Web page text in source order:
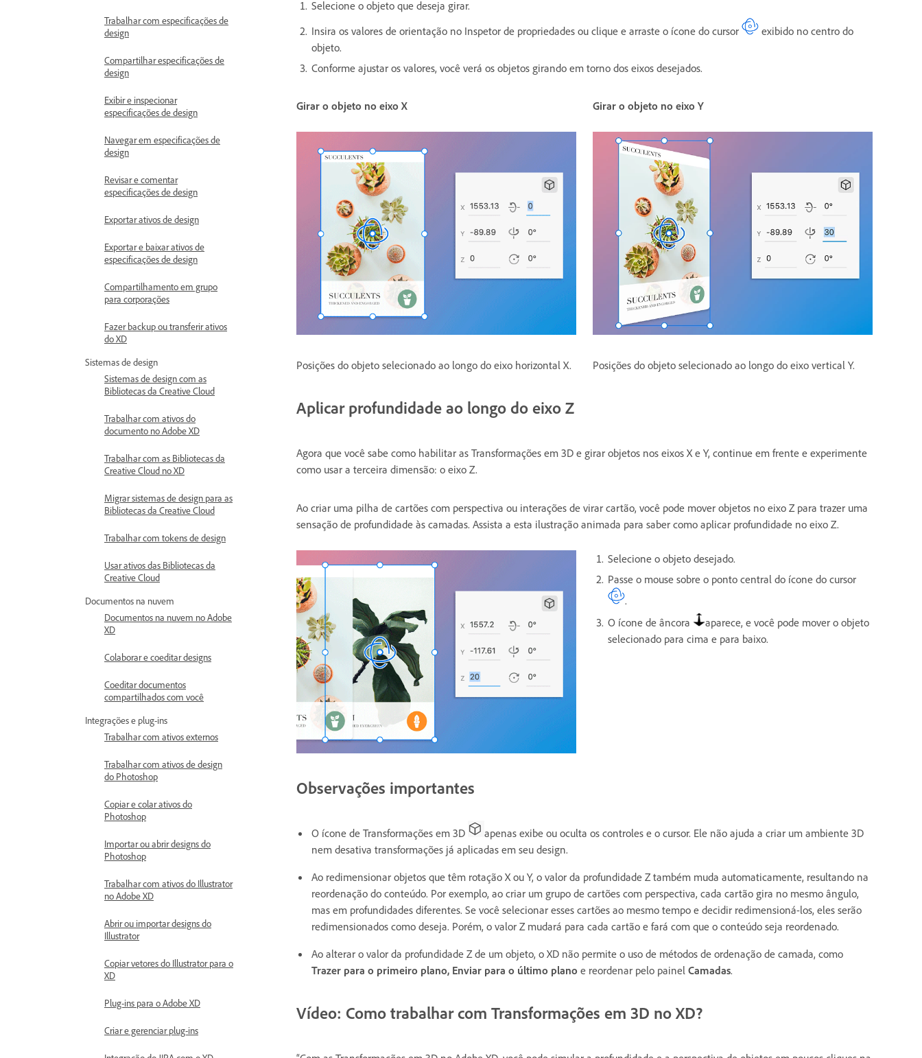
Trabalhar com especificações de
design
Compartilhar especificações de
design
Exibir e inspecionar
especificações de design
Navegar em especificações de
design
Revisar e comentar
especificações de design
Exportar ativos de design
Exportar e baixar ativos de
especificações de design
Compartilhamento em grupo
para corporações
Fazer backup ou transferir ativos
do XD
Sistemas de design
Sistemas de design com as
Bibliotecas da Creative Cloud
Trabalhar com ativos do
documento no Adobe XD
Trabalhar com as Bibliotecas da
Creative Cloud no XD
Migrar sistemas de design para as
Bibliotecas da Creative Cloud
Trabalhar com tokens de design
Usar ativos das Bibliotecas da
Creative Cloud
Documentos na nuvem
Documentos na nuvem no Adobe
XD
Colaborar e coeditar designs
Coeditar documentos
compartilhados com você
Integrações e plug-ins
Trabalhar com ativos externos
Trabalhar com ativos de design
do Photoshop
Copiar e colar ativos do
Photoshop
Importar ou abrir designs do
Photoshop
Trabalhar com ativos do Illustrator
no Adobe XD
Abrir ou importar designs do
Illustrator
Copiar vetores do Illustrator para o
XD
Plug-ins para o Adobe XD
Criar e gerenciar plug-ins
Selecione o objeto que deseja girar.
Insira os valores de orientação no Inspetor de propriedades ou clique e arraste o ícone do cursor
exibido no centro do
objeto.
Conforme ajustar os valores, você verá os objetos girando em torno dos eixos desejados.
Girar o objeto no eixo X
Posições do objeto selecionado ao longo do eixo horizontal X.
Girar o objeto no eixo Y
Posições do objeto selecionado ao longo do eixo vertical Y.
Aplicar profundidade ao longo do eixo Z
Agora que você sabe como habilitar as Transformações em 3D e girar objetos nos eixos X e Y, continue em frente e experimente
como usar a terceira dimensão: o eixo Z.
Ao criar uma pilha de cartões com perspectiva ou interações de virar cartão, você pode mover objetos no eixo Z para trazer uma
sensação de profundidade às camadas. Assista a esta ilustração animada para saber como aplicar profundidade no eixo Z.
Selecione o objeto desejado.
Passe o mouse sobre o ponto central do ícone do cursor
.
O ícone de âncora
aparece, e você pode mover o objeto
selecionado para cima e para baixo.
Observações importantes
O ícone de Transformações em 3D
apenas exibe ou oculta os controles e o cursor. Ele não ajuda a criar um ambiente 3D
nem desativa transformações já aplicadas em seu design.
Ao redimensionar objetos que têm rotação X ou Y, o valor da profundidade Z também muda automaticamente, resultando na
reordenação do conteúdo. Por exemplo, ao criar um grupo de cartões com perspectiva, cada cartão gira no mesmo ângulo,
mas em profundidades diferentes. Se você selecionar esses cartões ao mesmo tempo e decidir redimensioná-los, eles serão
redimensionados como deseja. Porém, o valor Z mudará para cada cartão e fará com que o conteúdo seja reordenado.
Ao alterar o valor da profundidade Z de um objeto, o XD não permite o uso de métodos de ordenação de camada, como
Trazer para o primeiro plano, Enviar para o último plano e reordenar pelo painel Camadas.
Vídeo: Como trabalhar com Transformações em 3D no XD?